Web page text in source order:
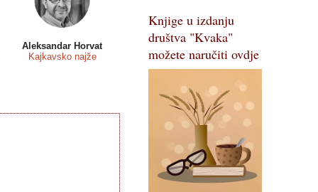
Aleksandar Horvat
Kajkavsko najže
Knjige u izdanju
društva "Kvaka"
možete naručiti ovdje